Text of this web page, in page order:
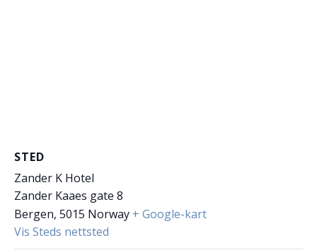
STED
Zander K Hotel
Zander Kaaes gate 8
Bergen, 5015 Norway + Google-kart
Vis Steds nettsted